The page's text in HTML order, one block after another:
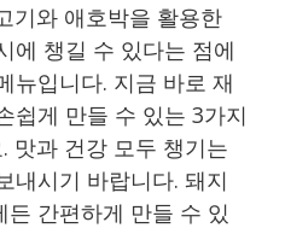
기와 애호박을 활용한
에 챙길 수 있다는 점에
뉴입니다. 지금 바로 재
쉽게 만들 수 있는 3가지
맛과 건강 모두 챙기는
내시기 바랍니다. 돼지
간편하게 만들 수 있